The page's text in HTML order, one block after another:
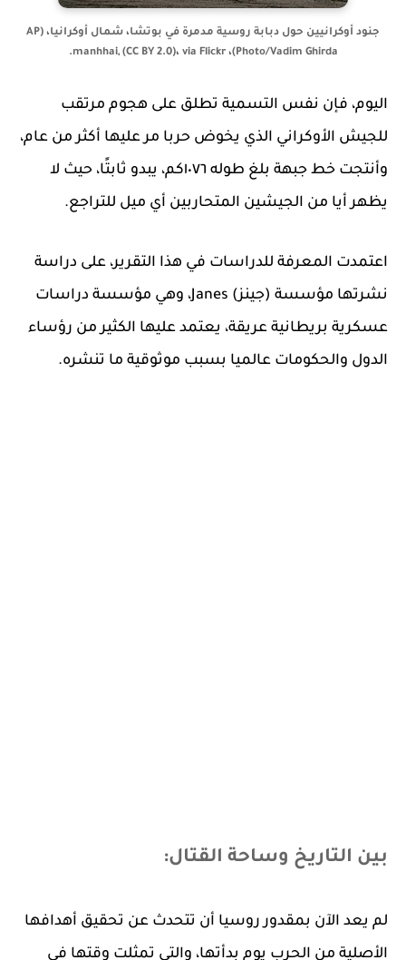
جنود أوكرانيين حول دبابة روسية مدمرة في بوتشا، شمال أوكرانيا، (AP
Photo/Vadim Ghirda)، manhhai, (CC BY 2.0)، via Flickr.
اليوم، فإن نفس التسمية تطلق على هجوم مرتقب
للجيش الأوكراني الذي يخوض حربا مر عليها أكثر من عام،
وأنتجت خط جبهة بلغ طوله ١٠٧٦كم، يبدو ثابتًا، حيث لا
يظهر أيا من الجيشين المتحاربين أي ميل للتراجع.
اعتمدت المعرفة للدراسات في هذا التقرير، على دراسة
نشرتها مؤسسة (جينز) Janes، وهي مؤسسة دراسات
عسكرية بريطانية عريقة، يعتمد عليها الكثير من رؤساء
الدول والحكومات عالميا بسبب موثوقية ما تنشره.
بين التاريخ وساحة القتال:
لم يعد الآن بمقدور روسيا أن تتحدث عن تحقيق أهدافها
الأصلية من الحرب يوم بدأتها، والتي تمثلت وقتها في